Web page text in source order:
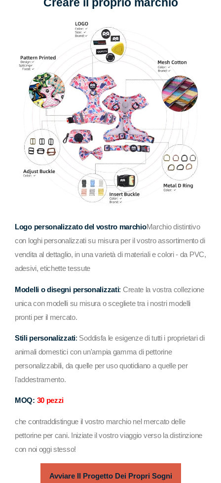
Logo personalizzato del vostro marchioMarchio distintivo
con loghi personalizzati su misura per il vostro assortimento di
vendita al dettaglio, in una varietà di materiali e colori - da PVC,
adesivi, etichette tessute
Modelli o disegni personalizzati: Create la vostra collezione
unica con modelli su misura o scegliete tra i nostri modelli
pronti per il mercato.
Stili personalizzati: Soddisfa le esigenze di tutti i proprietari di
animali domestici con un'ampia gamma di pettorine
personalizzabili, da quelle per uso quotidiano a quelle per
l'addestramento.
MOQ: 30 pezzi
che contraddistingue il vostro marchio nel mercato delle
pettorine per cani. Iniziate il vostro viaggio verso la distinzione
con noi oggi stesso!
Avviare Il Progetto Dei Propri Sogni